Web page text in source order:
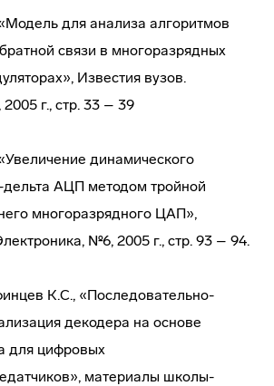
для анализа алгоритмов
связи в многоразрядных
Известия вузов.
г., стр. 33 – 39
динамического
АЦП методом тройной
многоразрядного ЦАП»,
№6, 2005 г., стр. 93 – 94.
К.С., «Последовательно-
декодера на основе
для цифровых
материалы школы-